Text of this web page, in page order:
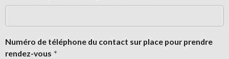
Numéro de téléphone du contact sur place pour prendre
rendez-vous